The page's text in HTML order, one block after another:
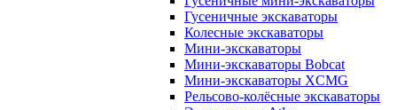
Гусеничные экскаваторы
Колесные экскаваторы
Мини-экскаваторы
Мини-экскаваторы Bobcat
Мини-экскаваторы XCMG
Рельсово-колёсные экскаваторы